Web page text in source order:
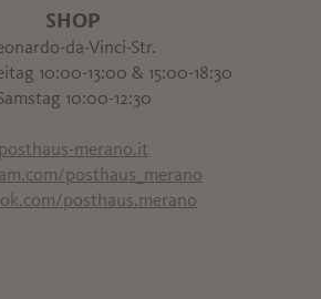
SHOP
da-Vinci-Str.
10:00-13:00 & 15:00-18:30
10:00-12:30
posthaus-merano.it
posthaus_merano
posthaus.merano